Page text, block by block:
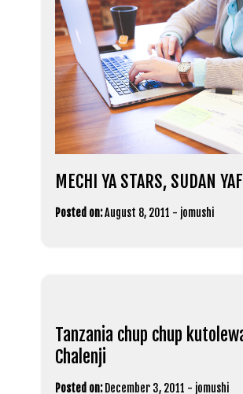
MECHI YA STARS, SUDAN
Posted on:August 8, 2011 - jomushi
Tanzania chup chup
Chalenji
Posted on: December 3, 2011 - jomushi